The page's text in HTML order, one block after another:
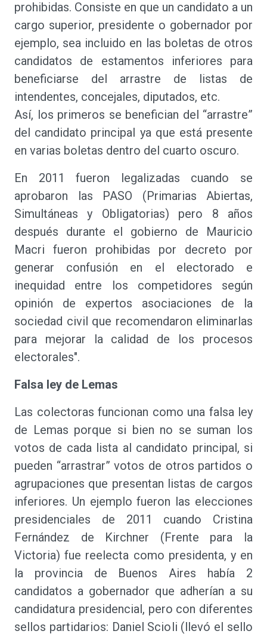
prohibidas. Consiste en que un candidato a un
cargo superior, presidente o gobernador por
ejemplo, sea incluido en las boletas de otros
candidatos de estamentos inferiores para
beneficiarse del arrastre de listas de
intendentes, concejales, diputados, etc.
Así, los primeros se benefician del “arrastre”
del candidato principal ya que está presente
en varias boletas dentro del cuarto oscuro.
En 2011 fueron legalizadas cuando se
aprobaron las PASO (Primarias Abiertas,
Simultáneas y Obligatorias) pero 8 años
después durante el gobierno de Mauricio
Macri fueron prohibidas por decreto por
generar confusión en el electorado e
inequidad entre los competidores según
opinión de expertos asociaciones de la
sociedad civil que recomendaron eliminarlas
para mejorar la calidad de los procesos
electorales".
Falsa ley de Lemas
Las colectoras funcionan como una falsa ley
de Lemas porque si bien no se suman los
votos de cada lista al candidato principal, si
pueden “arrastrar” votos de otros partidos o
agrupaciones que presentan listas de cargos
inferiores. Un ejemplo fueron las elecciones
presidenciales de 2011 cuando Cristina
Fernández de Kirchner (Frente para la
Victoria) fue reelecta como presidenta, y en
la provincia de Buenos Aires había 2
candidatos a gobernador que adherían a su
candidatura presidencial, pero con diferentes
sellos partidarios: Daniel Scioli (llevó el sello